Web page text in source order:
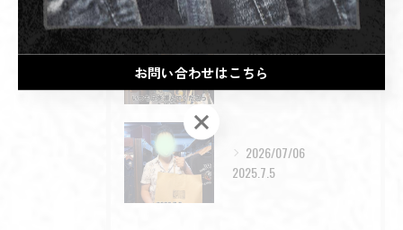
2026/07/06
2026/07/06
2025.7.5
お問い合わせはこちら
お問い合わせはこちら